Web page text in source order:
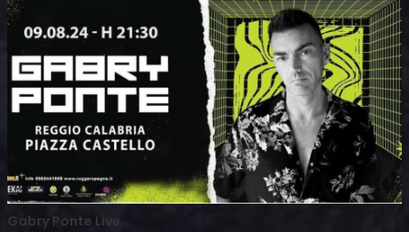
Gabry Ponte Live